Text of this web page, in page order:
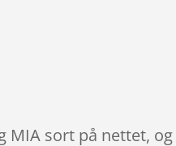
MIA sort på nettet,